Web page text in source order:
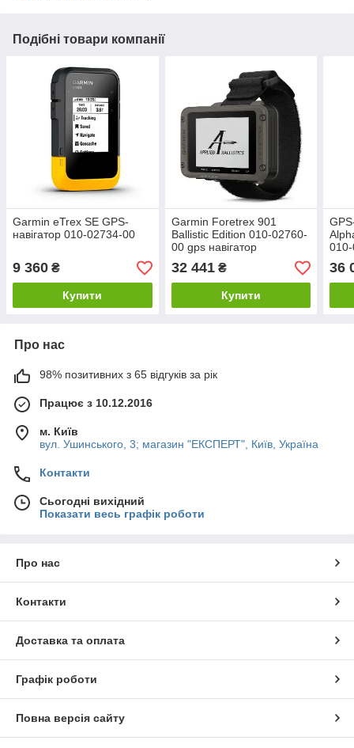
Подібні товари компанії
Garmin eTrex SE GPS-
навігатор 010-02734-00
9 360 ₴
Купити
Garmin Foretrex 901
Ballistic Edition 010-02760-
00 gps навігатор
32 441₴
Купити
36
Про нас
98% позитивних з 65 відгуків за рік
Працює з 10.12.2016
м. Київ
вул. Ушинського, 3; магазин "ЕКСПЕРТ", Київ, Україна
Контакти
Сьогодні вихідний
Показати весь графік роботи
Про нас
Контакти
Доставка та оплата
Графік роботи
Повна версія сайту